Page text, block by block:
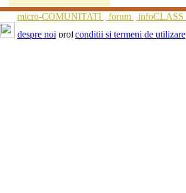
micro-COMUNITATI forum infoCLASS
despre noi
conditii si termeni de utilizare